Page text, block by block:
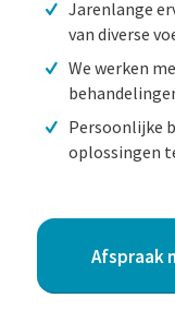
Jarenlange
van diverse
We werken
Persoonlijke
oplossingen
Afspraak